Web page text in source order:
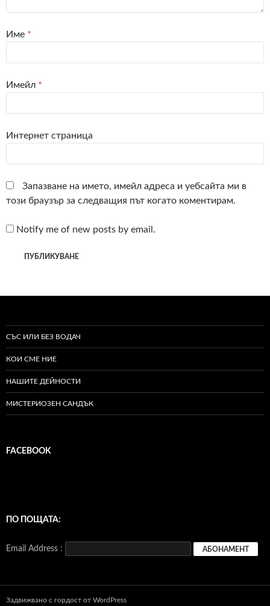
Име *
Имейл *
Интернет страница
Запазване на името, имейл адреса и уебсайта ми в
този браузър за следващия път когато коментирам.
Notify me of new posts by email.
СЪС ИЛИ БЕЗ ВОДАЧ
КОИ СМЕ НИЕ
НАШИТЕ ДЕЙНОСТИ
МИСТЕРИОЗЕН САНДЪК
FACEBOOK
ПО ПОЩАТА:
Email Address :
Задвижвано с гордост от WordPress